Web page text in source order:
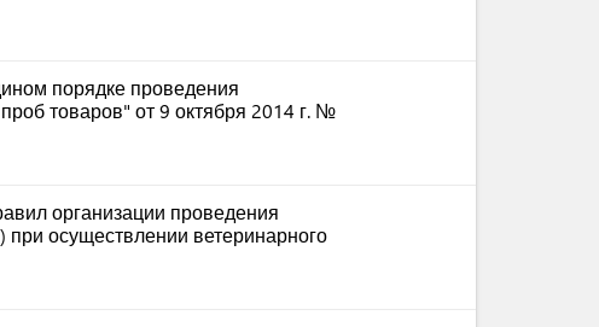
порядке проведения
товаров" от 9 октября 2014 г. №
организации проведения
при осуществлении ветеринарного